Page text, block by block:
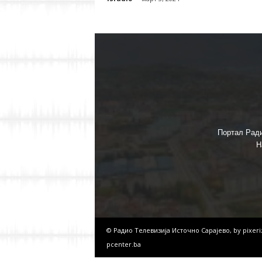
Портал
© Радио Телевизија Источно Сарајево, by
pcenter.ba